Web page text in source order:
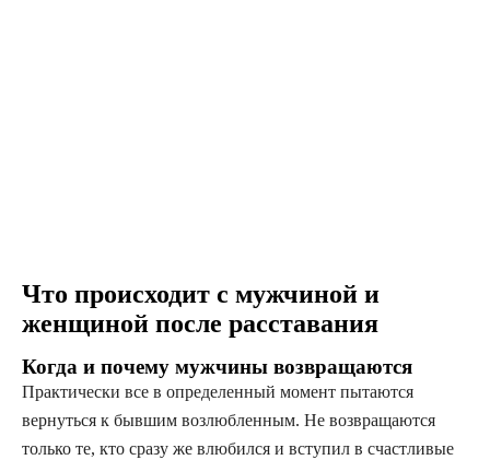
Что происходит с мужчиной и
женщиной после расставания
Когда и почему мужчины возвращаются
Практически все в определенный момент пытаются
вернуться к бывшим возлюбленным. Не возвращаются
только те, кто сразу же влюбился и вступил в счастливые